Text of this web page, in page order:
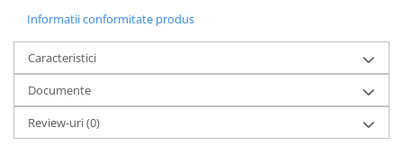
Baterii 60V
Cauciucuri
Controllere
Incarcatoare
Biciclete Electrice
Informatii conformitate produs
Caracteristici
Documente
Review-uri(0)